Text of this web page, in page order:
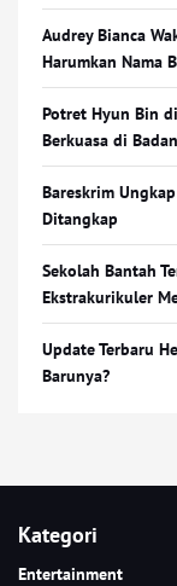
Audrey Bianca
Harumkan Nama
Potret Hyun Bin
Berkuasa di
Bareskrim
Ditangkap
Sekolah Bantah
Ekstrakurikuler
Update Terbaru
Barunya?
Kategori
Entertainment